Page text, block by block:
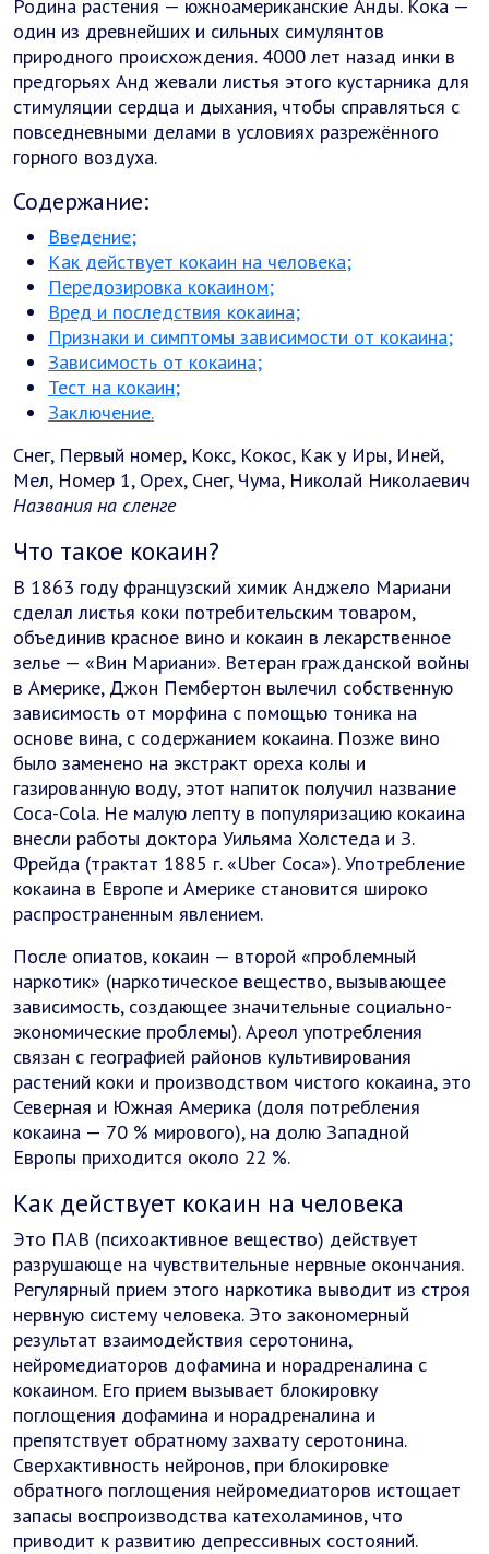
Родина растения — южноамериканские Анды. Кока —
один из древнейших и сильных симулянтов
природного происхождения. 4000 лет назад инки в
предгорьях Анд жевали листья этого кустарника для
стимуляции сердца и дыхания, чтобы справляться с
повседневными делами в условиях разрежённого
горного воздуха.
Содержание:
Введение;
Как действует кокаин на человека;
Передозировка кокаином;
Вред и последствия кокаина;
Признаки и симптомы зависимости от кокаина;
Зависимость от кокаина;
Тест на кокаин;
Заключение.
Снег, Первый номер, Кокс, Кокос, Как у Иры, Иней,
Мел, Номер 1, Орех, Снег, Чума, Николай Николаевич
Названия на сленге
Что такое кокаин?
В 1863 году французский химик Анджело Мариани
сделал листья коки потребительским товаром,
объединив красное вино и кокаин в лекарственное
зелье — «Вин Мариани». Ветеран гражданской войны
в Америке, Джон Пембертон вылечил собственную
зависимость от морфина с помощью тоника на
основе вина, с содержанием кокаина. Позже вино
было заменено на экстракт ореха колы и
газированную воду, этот напиток получил название
Coca-Cola. Не малую лепту в популяризацию кокаина
внесли работы доктора Уильяма Холстеда и З.
Фрейда (трактат 1885 г. «Uber Coca»). Употребление
кокаина в Европе и Америке становится широко
распространенным явлением.
После опиатов, кокаин — второй «проблемный
наркотик» (наркотическое вещество, вызывающее
зависимость, создающее значительные социально-
экономические проблемы). Ареол употребления
связан с географией районов культивирования
растений коки и производством чистого кокаина, это
Северная и Южная Америка (доля потребления
кокаина — 70 % мирового), на долю Западной
Европы приходится около 22 %.
Как действует кокаин на человека
Это ПАВ (психоактивное вещество) действует
разрушающе на чувствительные нервные окончания.
Регулярный прием этого наркотика выводит из строя
нервную систему человека. Это закономерный
результат взаимодействия серотонина,
нейромедиаторов дофамина и норадреналина с
кокаином. Его прием вызывает блокировку
поглощения дофамина и норадреналина и
препятствует обратному захвату серотонина.
Сверхактивность нейронов, при блокировке
обратного поглощения нейромедиаторов истощает
запасы воспроизводства катехоламинов, что
приводит к развитию депрессивных состояний.